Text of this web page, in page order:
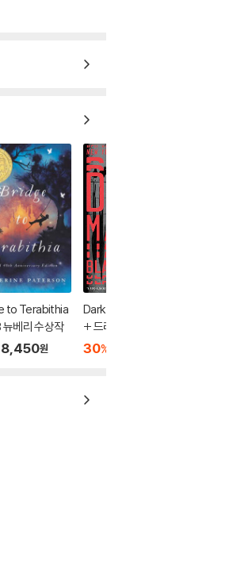
to Terabithia
베리 수상작
8,450원
Dark Matter 애플TV
+ 드라마 「다크 매터」
원작 소설
30%